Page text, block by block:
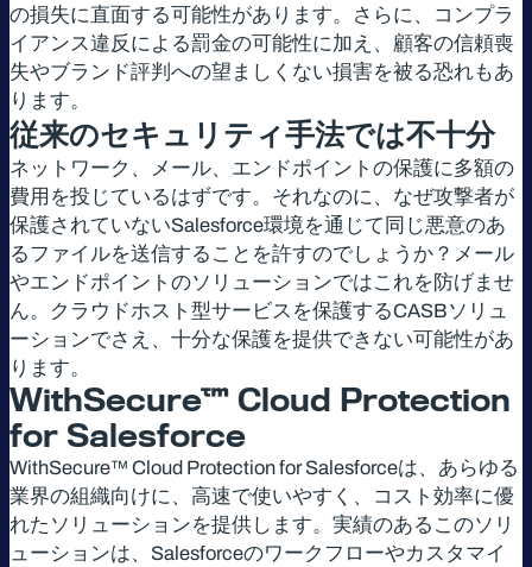
の損失に直面する可能性があります。さらに、コンプラ
イアンス違反による罰金の可能性に加え、顧客の信頼喪
失やブランド評判への望ましくない損害を被る恐れもあ
ります。
従来のセキュリティ手法では不十分
ネットワーク、メール、エンドポイントの保護に多額の
費用を投じているはずです。それなのに、なぜ攻撃者が
保護されていないSalesforce環境を通じて同じ悪意のあ
るファイルを送信することを許すのでしょうか？メール
やエンドポイントのソリューションではこれを防げませ
ん。クラウドホスト型サービスを保護するCASBソリュ
ーションでさえ、十分な保護を提供できない可能性があ
ります。
WithSecure™ Cloud Protection
for Salesforce
WithSecure™ Cloud Protection for Salesforceは、あらゆる
業界の組織向けに、高速で使いやすく、コスト効率に優
れたソリューションを提供します。実績のあるこのソリ
ューションは、Salesforceのワークフローやカスタマイ